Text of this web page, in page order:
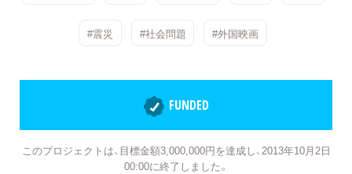
#震災 #社会問題 #外国映画
FUNDED
このプロジェクトは、目標金額3,000,000円を達成し、2013年10月2日
00:00に終了しました。